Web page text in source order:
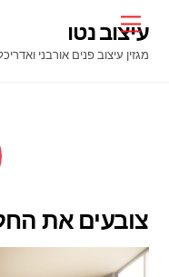
content
Menu
עיצוב נטו
מגזין עיצוב פנים אורבני
צובעים את